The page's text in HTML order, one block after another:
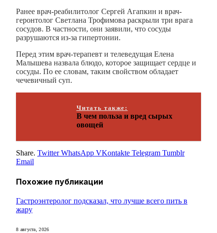
Ранее врач-реабилитолог Сергей Агапкин и врач-
геронтолог Светлана Трофимова раскрыли три врага
сосудов. В частности, они заявили, что сосуды
разрушаются из-за гипертонии.
Перед этим врач-терапевт и телеведущая Елена
Малышева назвала блюдо, которое защищает сердце и
сосуды. По ее словам, таким свойством обладает
чечевичный суп.
Читать также:
В чем польза и вред сырых
овощей
Share. Twitter WhatsApp VKontakte Telegram Tumblr
Email
Похожие публикации
Гастроэнтеролог подсказал, что лучше всего пить в
жару
8 августа, 2026